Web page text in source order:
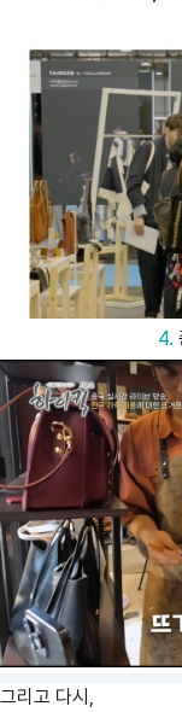
4.
그리고 다시,